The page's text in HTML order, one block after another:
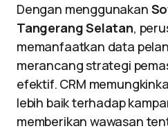
Dengan menggunakan
Tangerang Selatan,
memanfaatkan data
merancang strategi
efektif. CRM
lebih baik terhadap
memberikan wawasan